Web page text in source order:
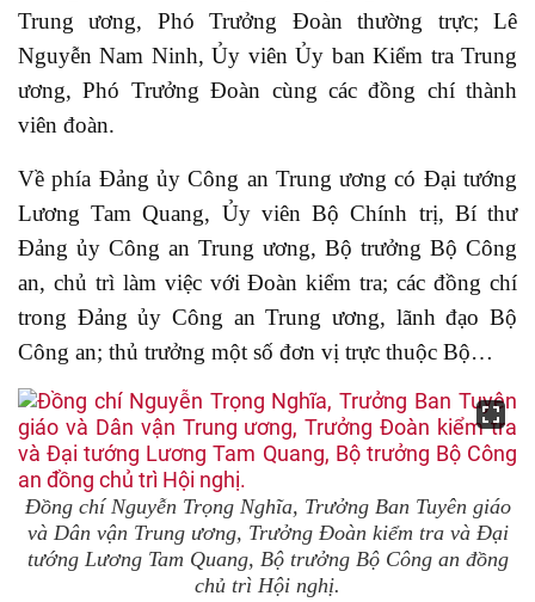
Trung ương, Phó Trưởng Đoàn thường trực; Lê
Nguyễn Nam Ninh, Ủy viên Ủy ban Kiểm tra Trung
ương, Phó Trưởng Đoàn cùng các đồng chí thành
viên đoàn.
Về phía Đảng ủy Công an Trung ương có Đại tướng
Lương Tam Quang, Ủy viên Bộ Chính trị, Bí thư
Đảng ủy Công an Trung ương, Bộ trưởng Bộ Công
an, chủ trì làm việc với Đoàn kiểm tra; các đồng chí
trong Đảng ủy Công an Trung ương, lãnh đạo Bộ
Công an; thủ trưởng một số đơn vị trực thuộc Bộ…
Đồng chí Nguyễn Trọng Nghĩa, Trưởng Ban Tuyên giáo
và Dân vận Trung ương, Trưởng Đoàn kiểm tra và Đại
tướng Lương Tam Quang, Bộ trưởng Bộ Công an đồng
chủ trì Hội nghị.